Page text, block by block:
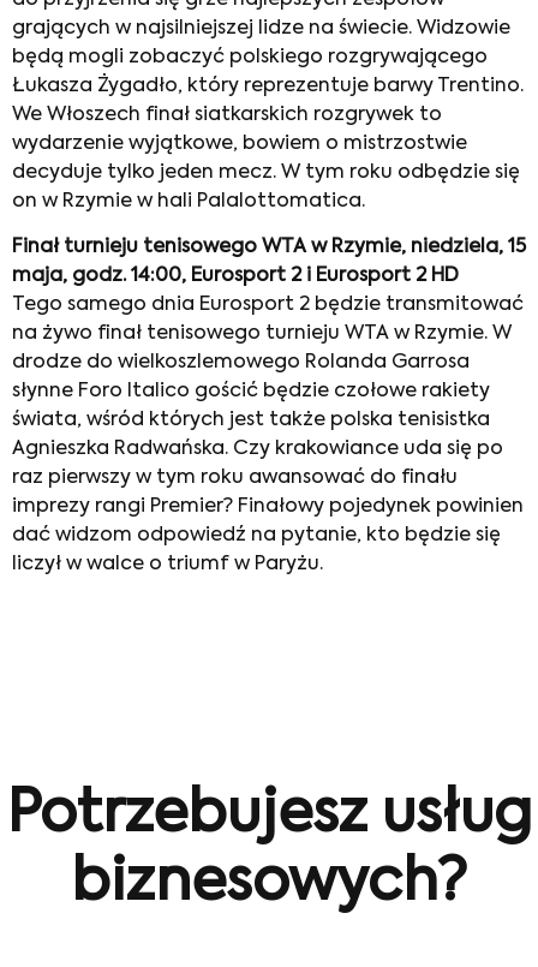
grających w najsilniejszej lidze na świecie. Widzowie
będą mogli zobaczyć polskiego rozgrywającego
Łukasza Żygadło, który reprezentuje barwy Trentino.
We Włoszech finał siatkarskich rozgrywek to
wydarzenie wyjątkowe, bowiem o mistrzostwie
decyduje tylko jeden mecz. W tym roku odbędzie się
on w Rzymie w hali Palalottomatica.
Finał turnieju tenisowego WTA w Rzymie, niedziela, 15
maja, godz. 14:00, Eurosport 2 i Eurosport 2 HD
Tego samego dnia Eurosport 2 będzie transmitować
na żywo finał tenisowego turnieju WTA w Rzymie. W
drodze do wielkoszlemowego Rolanda Garrosa
słynne Foro Italico gościć będzie czołowe rakiety
świata, wśród których jest także polska tenisistka
Agnieszka Radwańska. Czy krakowiance uda się po
raz pierwszy w tym roku awansować do finału
imprezy rangi Premier? Finałowy pojedynek powinien
dać widzom odpowiedź na pytanie, kto będzie się
liczył w walce o triumf w Paryżu.
Potrzebujesz usług
biznesowych?